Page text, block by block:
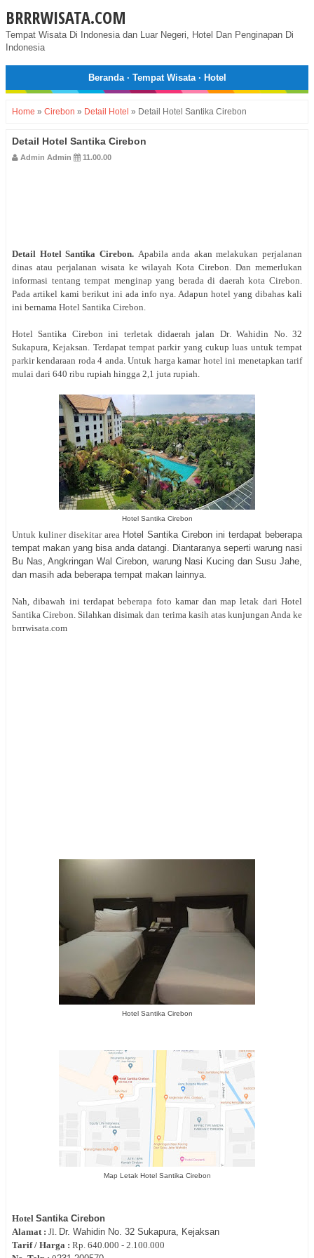
BRRRWISATA.COM
Tempat Wisata Di Indonesia dan Luar Negeri, Hotel Dan Penginapan Di
Indonesia
Beranda· Tempat Wisata· Hotel
Home » Cirebon » Detail Hotel » Detail Hotel Santika Cirebon
Detail Hotel Santika Cirebon
Admin Admin 11.00.00
Detail HotelSantika Cirebon. Apabila anda akan melakukan perjalanan
dinas atau perjalanan wisata ke wilayah Kota Cirebon. Dan memerlukan
informasi tentang tempat menginap yang berada di daerah kota Cirebon.
Pada artikel kami berikut ini ada info nya. Adapun hotel yang dibahas kali
ini bernama Hotel Santika Cirebon.
Hotel Santika Cirebon ini terletak didaerah jalan Dr. Wahidin No. 32
Sukapura,Kejaksan. Terdapat tempat parkir yang cukup luas untuk tempat
parkir kendaraan roda 4 anda. Untuk harga kamar hotel ini menetapkan tarif
mulai dari 640 ribu rupiah hingga 2,1 juta rupiah.
Hotel Santika Cirebon
Untuk kuliner disekitar area Hotel Santika Cirebon ini terdapat beberapa
tempat makan yang bisa anda datangi. Diantaranya seperti warung nasi
Bu Nas, Angkringan Wal Cirebon, warung Nasi Kucing dan Susu Jahe,
dan masih ada beberapa tempat makan lainnya.
Nah, dibawah ini terdapat beberapa foto kamar dan map letak dari Hotel
Santika Cirebon. Silahkan disimak dan terima kasih atas kunjungan Anda ke
brrrwisata.com
Hotel Santika Cirebon
Map Letak Hotel Santika Cirebon
Hotel Santika Cirebon
Alamat : Jl. Dr. Wahidin No. 32 Sukapura, Kejaksan
Tarif / Harga : Rp. 640.000 - 2.100.000